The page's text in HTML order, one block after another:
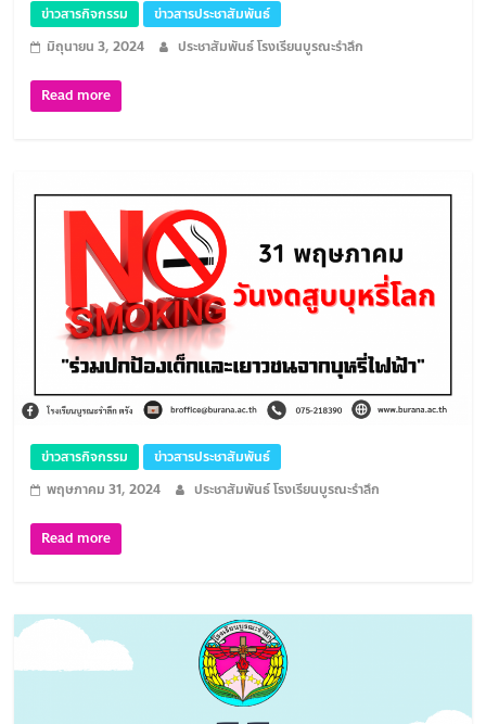
ข่าวสารกิจกรรม
ข่าวสารประชาสัมพันธ์
มิถุนายน 3, 2024
ประชาสัมพันธ์ โรงเรียนบูรณะรำลึก
Read more
ข่าวสารกิจกรรม
ข่าวสารประชาสัมพันธ์
พฤษภาคม 31, 2024
ประชาสัมพันธ์ โรงเรียนบูรณะรำลึก
Read more